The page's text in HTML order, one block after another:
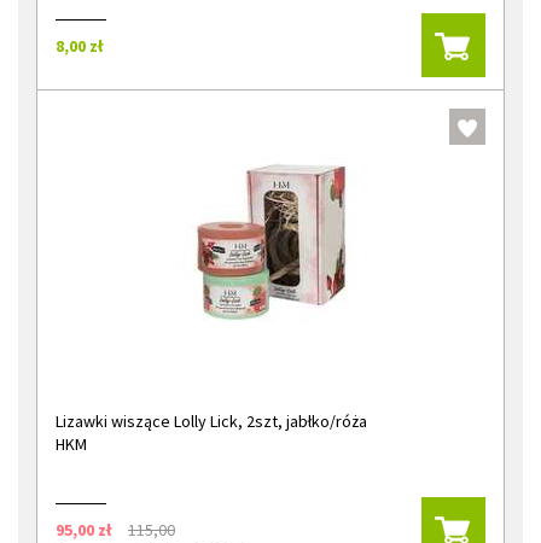
8,00 zł
Lizawki wiszące Lolly Lick, 2szt, jabłko/róża
HKM
95,00 zł
115,00